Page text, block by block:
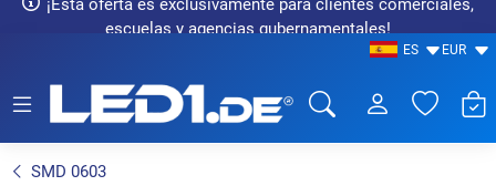
¡Esta oferta es exclusivamente para clientes comerciales,
escuelas y agencias gubernamentales!
ES EUR
SMD 0603